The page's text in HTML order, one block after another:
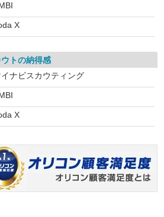
X
ウトの納得感
イナビスカウティング
X